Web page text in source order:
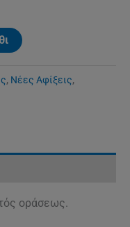
, Νέες Αφίξεις,
οράσεως.